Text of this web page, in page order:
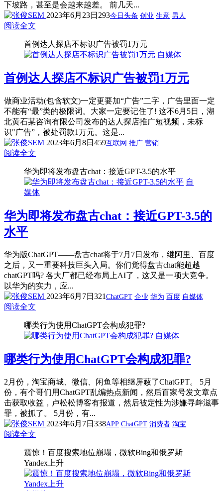
下坡路，甚至是会越来越差。 前几天...
2023年6月23日 293今日头条 创业 生意 男人
阅读全文
首例达人探店不标识广告被罚1万元
自媒体
首例达人探店不标识广告被罚1万元
做商业活动(包含软文)一定更要加“广告”二字，广告里面一定
不能有“最”类的极限词。大家一定要记住了! 这不6月5日，湖
北黄石某咨询有限公司发布的达人探店推广短视频，未标
识"广告”，被处罚款1万元。这是...
2023年6月8日 459互联网 推广 营销
阅读全文
华为即将发布盘古chat：接近GPT-3.5的水平
自
媒体
华为即将发布盘古chat：接近GPT-3.5的
水平
华为版ChatGPT——盘古chat将于7月7日发布，继阿里、百度
之后，又一重要科技巨头入局。你们觉得盘古chat能超越
chatGPT吗? 各大厂都已经布局上AI了，这又是一项大竞争。
以华为的实力，应...
2023年6月7日 321 ChatGPT 企业 华为 百度 自媒体
阅读全文
哪类行为使用ChatGPT会构成犯罪?
自媒体
哪类行为使用ChatGPT会构成犯罪?
2月份，淘宝商城、微信、闲鱼等相继屏蔽了ChatGPT。 5月
份，有个哥们用ChatGPT乱编热点新闻，然后百家号发文章点
击获取收益，卢松松博客有报道，然后被定性为涉嫌寻衅滋事
罪，被抓了。 5月份，有...
2023年6月7日 338APP ChatGPT 消费者 淘宝
阅读全文
震惊！百度搜索地位崩塌，微软Bing和俄罗斯
Yandex上升